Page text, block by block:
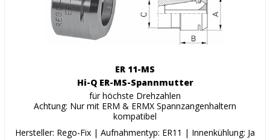
ER 11-MS
Hi-Q ER-MS-Spannmutter
für höchste Drehzahlen
Achtung: Nur mit ERM & ERMX Spannzangenhaltern
kompatibel
Hersteller: Rego-Fix | Aufnahmentyp: ER11 | Innenkühlung: Ja